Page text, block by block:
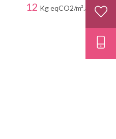
12 Kg eqCO2/m².an